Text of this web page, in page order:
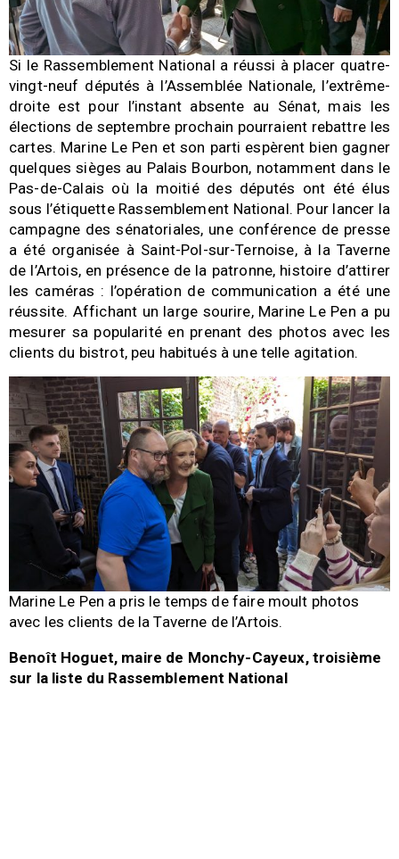
Si le Rassemblement National a réussi à placer quatre-
vingt-neuf députés à l’Assemblée Nationale, l’extrême-
droite est pour l’instant absente au Sénat, mais les
élections de septembre prochain pourraient rebattre les
cartes. Marine Le Pen et son parti espèrent bien gagner
quelques sièges au Palais Bourbon, notamment dans le
Pas-de-Calais où la moitié des députés ont été élus
sous l’étiquette Rassemblement National. Pour lancer la
campagne des sénatoriales, une conférence de presse
a été organisée à Saint-Pol-sur-Ternoise, à la Taverne
de l’Artois, en présence de la patronne, histoire d’attirer
les caméras : l’opération de communication a été une
réussite. Affichant un large sourire, Marine Le Pen a pu
mesurer sa popularité en prenant des photos avec les
clients du bistrot, peu habitués à une telle agitation.
Marine Le Pen a pris le temps de faire moult photos
avec les clients de la Taverne de l’Artois.
Benoît Hoguet, maire de Monchy-Cayeux, troisième
sur la liste du Rassemblement National